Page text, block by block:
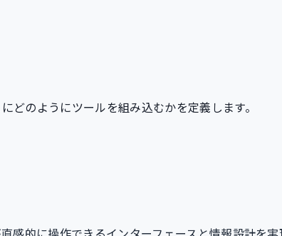
どのようにツールを組み込むかを定義します。